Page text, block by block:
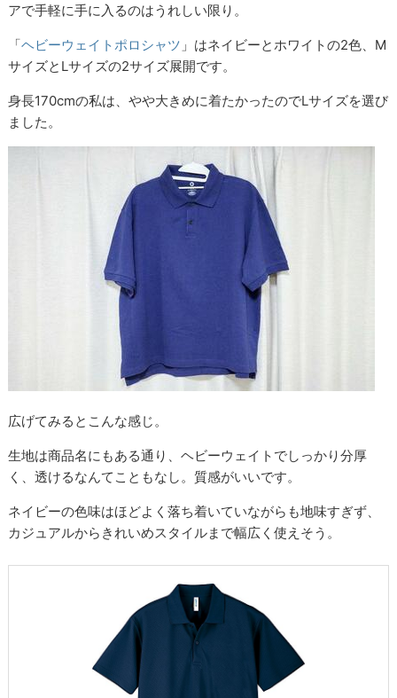
アで手軽に手に入るのはうれしい限り。
「ヘビーウェイトポロシャツ 」はネイビーとホワイトの2色、M
サイズとLサイズの2サイズ展開です。
身長170cmの私は、やや大きめに着たかったのでLサイズを選び
ました。
広げてみるとこんな感じ。
生地は商品名にもある通り、ヘビーウェイトでしっかり分厚
く、透けるなんてこともなし。質感がいいです。
ネイビーの色味はほどよく落ち着いていながらも地味すぎず、
カジュアルからきれいめスタイルまで幅広く使えそう。